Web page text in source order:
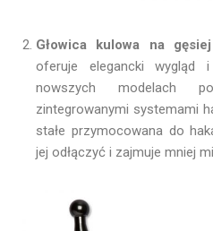
Głowica kulowa na
oferuje elegancki
nowszych modelach
zintegrowanymi systemami
stałe przymocowana do
jej odłączyć i zajmuje mniej